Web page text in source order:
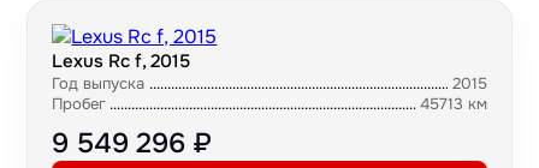
Lexus Rc f, 2015
Год выпуска
2015
Пробег
45713 км
9 549 296 ₽